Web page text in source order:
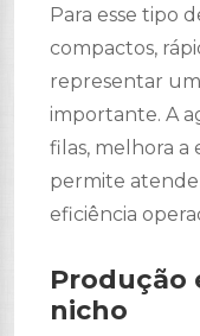
Para esse tipo
compactos,
representar
importante. A
filas, melhora a
permite
eficiência
Produção
nicho